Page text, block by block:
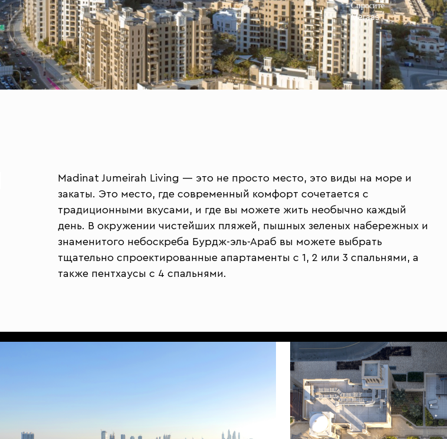
Спросите
Meraas
Madinat Jumeirah Living — это не просто место, это виды на море и
закаты. Это место, где современный комфорт сочетается с
традиционными вкусами, и где вы можете жить необычно каждый
день. В окружении чистейших пляжей, пышных зеленых набережных и
знаменитого небоскреба Бурдж-эль-Араб вы можете выбрать
тщательно спроектированные апартаменты с 1, 2 или 3 спальнями, а
также пентхаусы с 4 спальнями.